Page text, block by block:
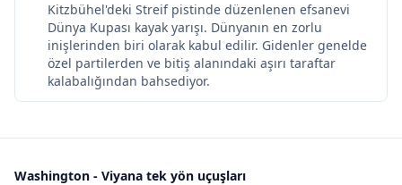
Kitzbühel'deki Streif pistinde düzenlenen efsanevi
Dünya Kupası kayak yarışı. Dünyanın en zorlu
inişlerinden biri olarak kabul edilir. Gidenler genelde
özel partilerden ve bitiş alanındaki aşırı taraftar
kalabalığından bahsediyor.
Washington - Viyana tek yön uçuşları